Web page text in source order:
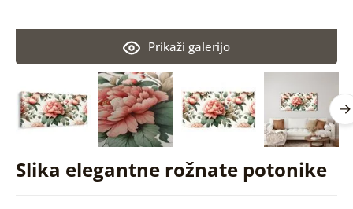
Slika elegantne rožnate potonike
Prikaži galerijo